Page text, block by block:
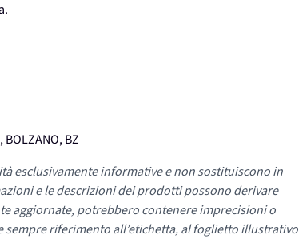
BOLZANO, BZ
esclusivamente informative e non sostituiscono in
e le descrizioni dei prodotti possono derivare
aggiornate, potrebbero contenere imprecisioni o
riferimento all’etichetta, al foglietto illustrativo